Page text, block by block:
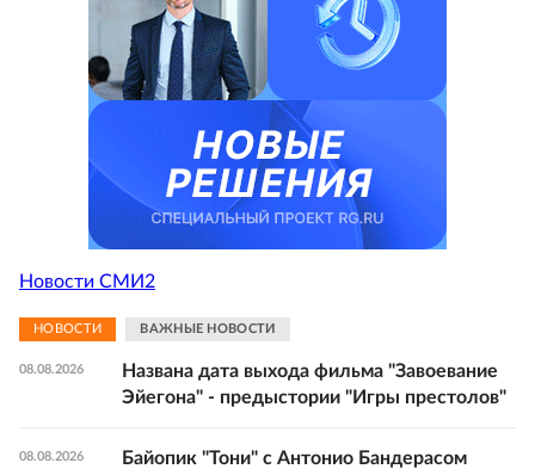
Новости СМИ2
НОВОСТИ ВАЖНЫЕ НОВОСТИ
08.08.2026
Названа дата выхода фильма "Завоевание
Эйегона" - предыстории "Игры престолов"
08.08.2026
Байопик "Тони" с Антонио Бандерасом